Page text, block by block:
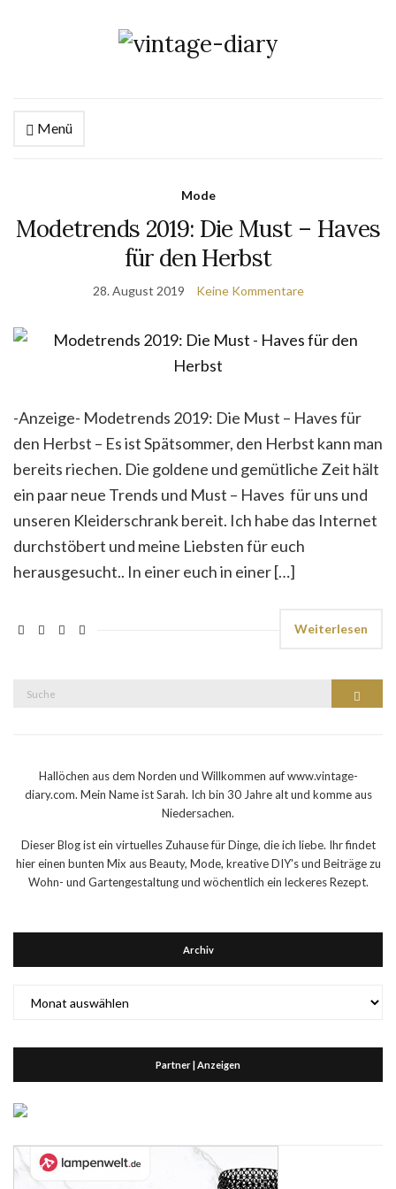
Menü
Mode
Modetrends 2019: Die Must – Haves
für den Herbst
28. August 2019 Keine Kommentare
-Anzeige- Modetrends 2019: Die Must – Haves für
den Herbst – Es ist Spätsommer, den Herbst kann man
bereits riechen. Die goldene und gemütliche Zeit hält
ein paar neue Trends und Must – Haves für uns und
unseren Kleiderschrank bereit. Ich habe das Internet
durchstöbert und meine Liebsten für euch
herausgesucht.. In einer euch in einer […]
Weiterlesen
Hallöchen aus dem Norden und Willkommen auf www.vintage-
diary.com. Mein Name ist Sarah. Ich bin 30 Jahre alt und komme aus
Niedersachen.
Dieser Blog ist ein virtuelles Zuhause für Dinge, die ich liebe. Ihr findet
hier einen bunten Mix aus Beauty, Mode, kreative DIY's und Beiträge zu
Wohn- und Gartengestaltung und wöchentlich ein leckeres Rezept.
Archiv
Partner | Anzeigen